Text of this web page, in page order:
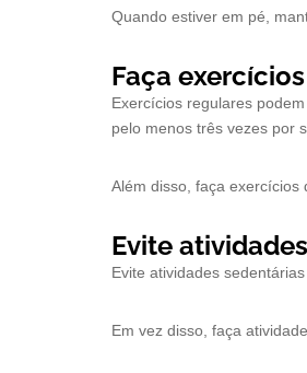
Quando estiver em pé,
Faça
Exercícios regulares
pelo menos três vezes por
Além disso, faça exercícios
Evite
Evite atividades
Em vez disso, faça